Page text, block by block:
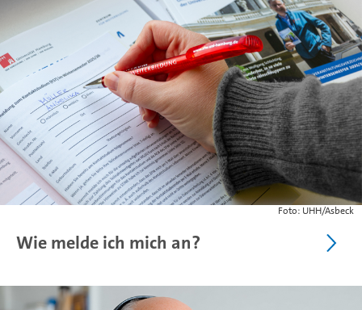
Foto: UHH/Asbeck
Wie melde ich mich an?